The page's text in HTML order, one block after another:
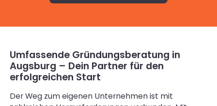
Umfassende Gründungsberatung in
Augsburg – Dein Partner für den
erfolgreichen Start
Der Weg zum eigenen Unternehmen ist mit